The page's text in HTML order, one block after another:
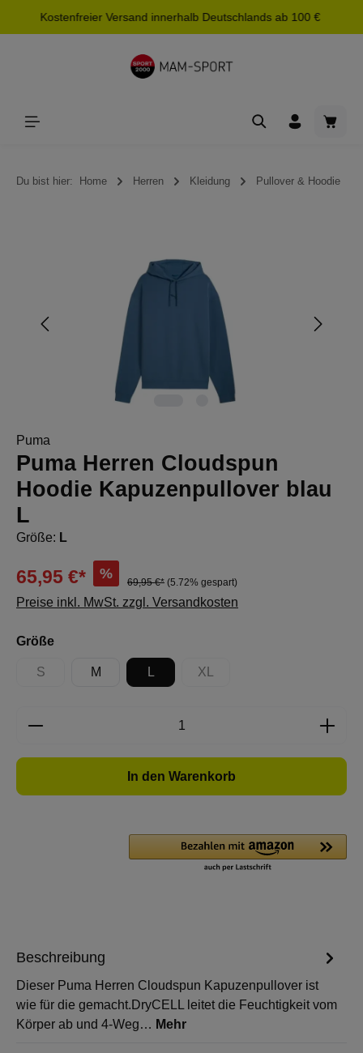
springen
Kostenfreier Versand innerhalb Deutschlands ab 100 €
Du bist hier: Home Herren Kleidung Pullover & Hoodie
Puma
Puma Herren Cloudspun
Hoodie Kapuzenpullover blau
L
Größe: L
65,95 €* %
69,95 €* (5.72% gespart)
Preise inkl. MwSt. zzgl. Versandkosten
Größeauswählen
S
(Diese Option ist zurzeit nicht verfügbar.)
M L XL
(Diese Option ist zurzeit nicht
Produkt Anzahl: Gib den gewünschten
In den Warenkorb
Beschreibung
Dieser Puma Herren Cloudspun Kapuzenpullover ist
wie für die gemacht.DryCELL leitet die Feuchtigkeit vom
Körper ab und 4-Weg… Mehr